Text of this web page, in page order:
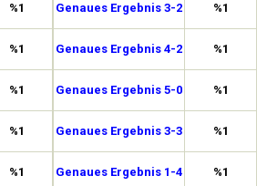
%1
%1
%1
%1
%1
Genaues Ergebnis 3-2 %1
Genaues Ergebnis 4-2 %1
Genaues Ergebnis 5-0 %1
Genaues Ergebnis 3-3 %1
Genaues Ergebnis 1-4 %1